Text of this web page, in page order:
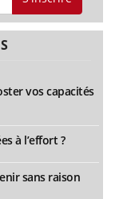
vos capacités
à l’effort ?
sans raison